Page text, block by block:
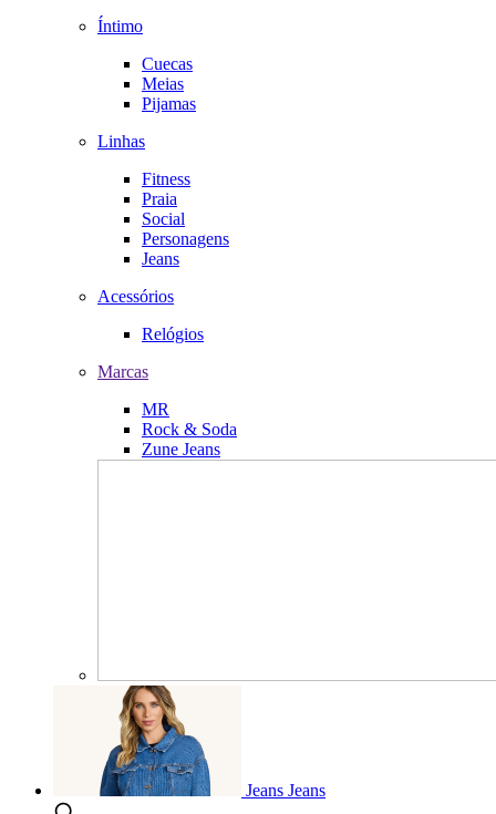
Íntimo
Cuecas
Meias
Pijamas
Linhas
Fitness
Praia
Social
Personagens
Jeans
Acessórios
Relógios
Marcas
MR
Rock & Soda
Zune Jeans
Jeans Jeans